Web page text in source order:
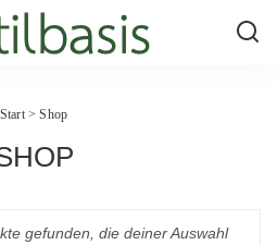
Start> Shop
gefunden, die deiner Auswahl